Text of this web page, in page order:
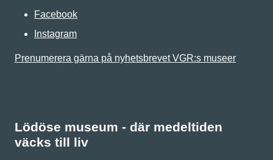
Facebook
Instagram
Prenumerera gärna på nyhetsbrevet VGR:s museer
Lödöse museum - där medeltiden
väcks till liv